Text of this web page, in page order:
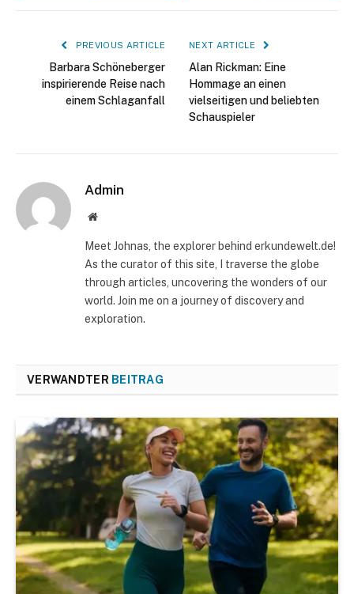
PREVIOUS ARTICLE
Barbara Schöneberger
inspirierende Reise nach
einem Schlaganfall
NEXT ARTICLE
Alan Rickman: Eine
Hommage an einen
vielseitigen und beliebten
Schauspieler
Admin
Website
Meet Johnas, the explorer behind erkundewelt.de!
As the curator of this site, I traverse the globe
through articles, uncovering the wonders of our
world. Join me on a journey of discovery and
exploration.
VERWANDTER BEITRAG